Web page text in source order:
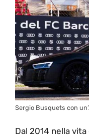
Sergio Busquets con
Dal 2014 nella